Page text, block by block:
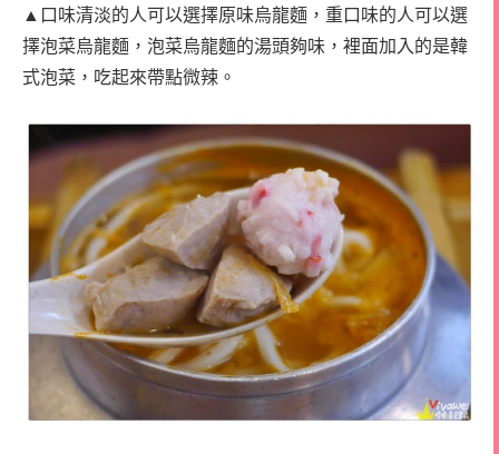
▲口味清淡的人可以選擇原味烏龍麵，重口味的人可以選
擇泡菜烏龍麵，泡菜烏龍麵的湯頭夠味，裡面加入的是韓
式泡菜，吃起來帶點微辣。